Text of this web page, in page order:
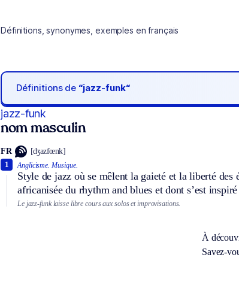
Définitions, synonymes, exemples en français
Définitions de “jazz-funk“
jazz-funk
nom masculin
FR [dʒazfœnk]
Anglicisme. Musique.
Style de jazz où se mêlent la gaieté et la liberté
africanisée du rhythm and blues et dont s’est
1
Le jazz-funk laisse libre cours aux solos et improvisations.
À
Savez-